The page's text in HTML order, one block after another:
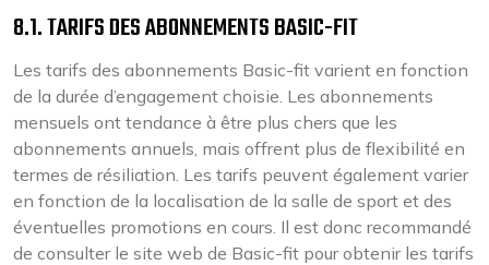
8.1. TARIFS DES ABONNEMENTS BASIC-FIT
Les tarifs des abonnements Basic-fit varient en fonction
de la durée d’engagement choisie. Les abonnements
mensuels ont tendance à être plus chers que les
abonnements annuels, mais offrent plus de flexibilité en
termes de résiliation. Les tarifs peuvent également varier
en fonction de la localisation de la salle de sport et des
éventuelles promotions en cours. Il est donc recommandé
de consulter le site web de Basic-fit pour obtenir les tarifs